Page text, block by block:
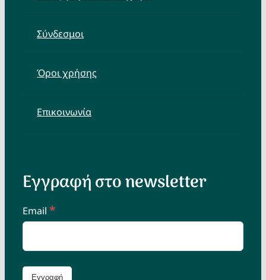
Σύνδεσμοι
Όροι χρήσης
Επικοινωνία
Εγγραφή στο newsletter
Email *